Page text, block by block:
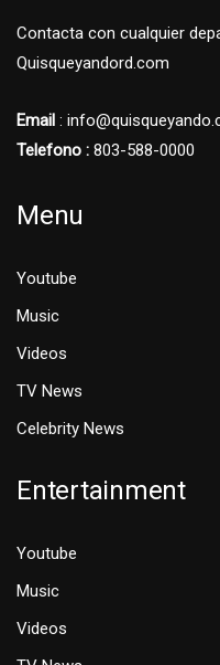
Contacta con cualquier
Quisqueyandord.com
Email :
Telefono : 803-588-0000
Menu
Youtube
Music
Videos
TV News
Celebrity News
Entertainment
Youtube
Music
Videos